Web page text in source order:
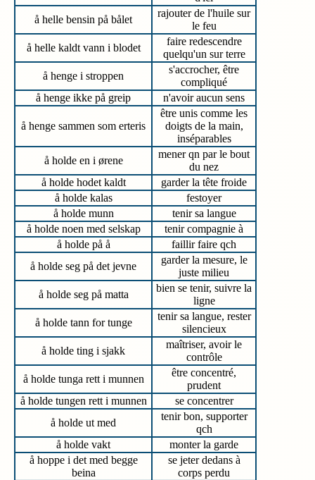
å helle bensin på bålet
rajouter de l'huile sur
le feu
å helle kaldt vann i blodet
faire redescendre
quelqu'un sur terre
å henge i stroppen
s'accrocher, être
compliqué
å henge ikke på greip
n'avoir aucun sens
å henge sammen som erteris
être unis comme les
doigts de la main,
inséparables
å holde en i ørene
mener qn par le bout
du nez
å holde hodet kaldt
garder la tête froide
å holde kalas
festoyer
å holde munn
tenir sa langue
å holde noen med selskap
tenir compagnie à
å holde på å
faillir faire qch
å holde seg på det jevne
garder la mesure, le
juste milieu
å holde seg på matta
bien se tenir, suivre la
ligne
å holde tann for tunge
tenir sa langue, rester
silencieux
å holde ting i sjakk
maîtriser, avoir le
contrôle
å holde tunga rett i munnen
être concentré,
prudent
å holde tungen rett i munnen
se concentrer
å holde ut med
tenir bon, supporter
qch
å holde vakt
monter la garde
å hoppe i det med begge
beina
se jeter dedans à
corps perdu